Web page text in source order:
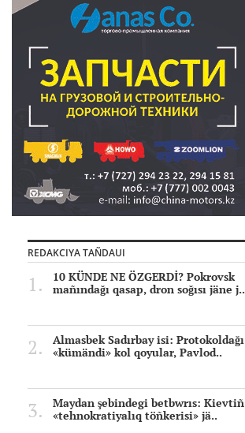
REDAKCIYA TAÑDAUI
10 KÜNDE NE ÖZGERDİ? Pokrovsk
mañındağı qasap, dron soğısı jäne j..
Almasbek Sadırbay isi: Protokoldağı
«kümändi» kol qoyular, Pavlod..
Maydan şebindegi betbwrıs: Kievtiñ
«tehnokratiyalıq töñkerisi» jä..